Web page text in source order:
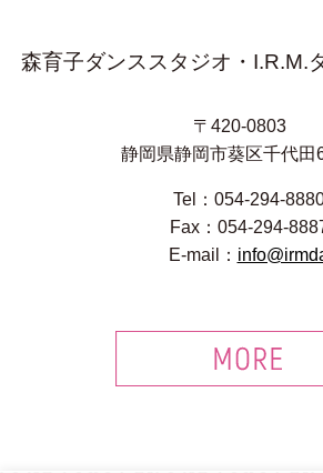
森育子ダンススタジオ・I.R.M.
〒420-0803
静岡県静岡市葵区千代田
Tel：054-294-
Fax：054-294-
E-mail：